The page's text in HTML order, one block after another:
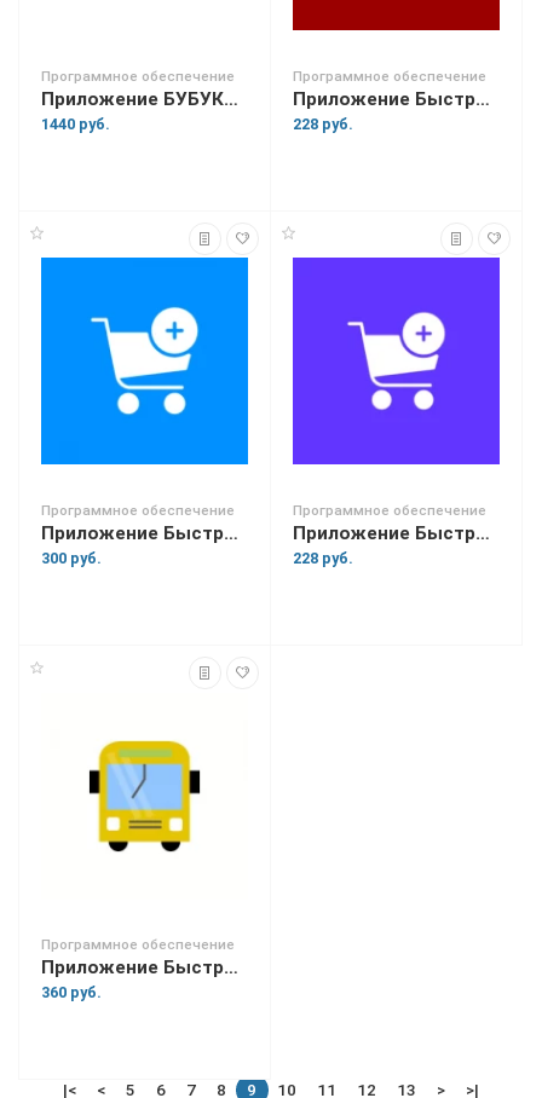
Программное обеспечение
Приложение БУБУКА - легальная музыка для бизнеса
1440 руб.
Программное обеспечение
Приложение Быстрая продажа
228 руб.
Программное обеспечение
Приложение Быстрые продажи
300 руб.
Программное обеспечение
Приложение Быстрые продажи Lite
228 руб.
Программное обеспечение
Приложение Быстрый билет. Городской транспорт.
360 руб.
|< < 5 6 7 8 9 10 11 12 13 > >|